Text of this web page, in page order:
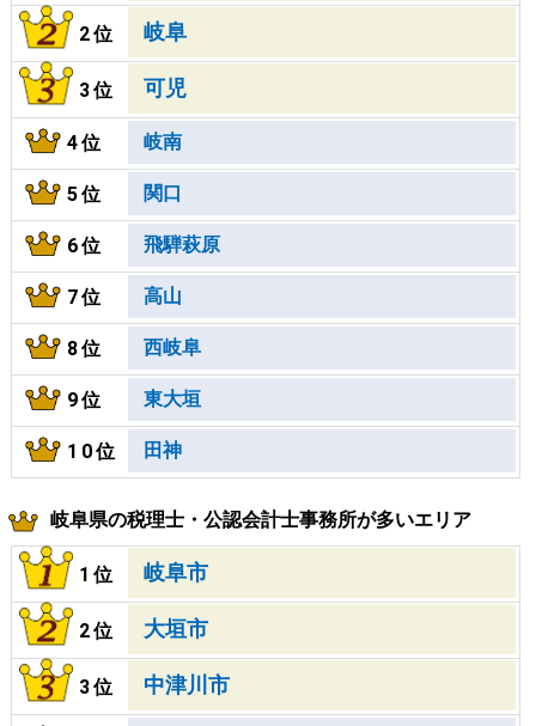
2位 岐阜
3位 可児
4位 岐南
5位 関口
6位 飛騨萩原
7位 高山
8位 西岐阜
9位 東大垣
10位 田神
岐阜県の税理士・公認会計士事務所が多いエリア
1位 岐阜市
2位 大垣市
3位 中津川市